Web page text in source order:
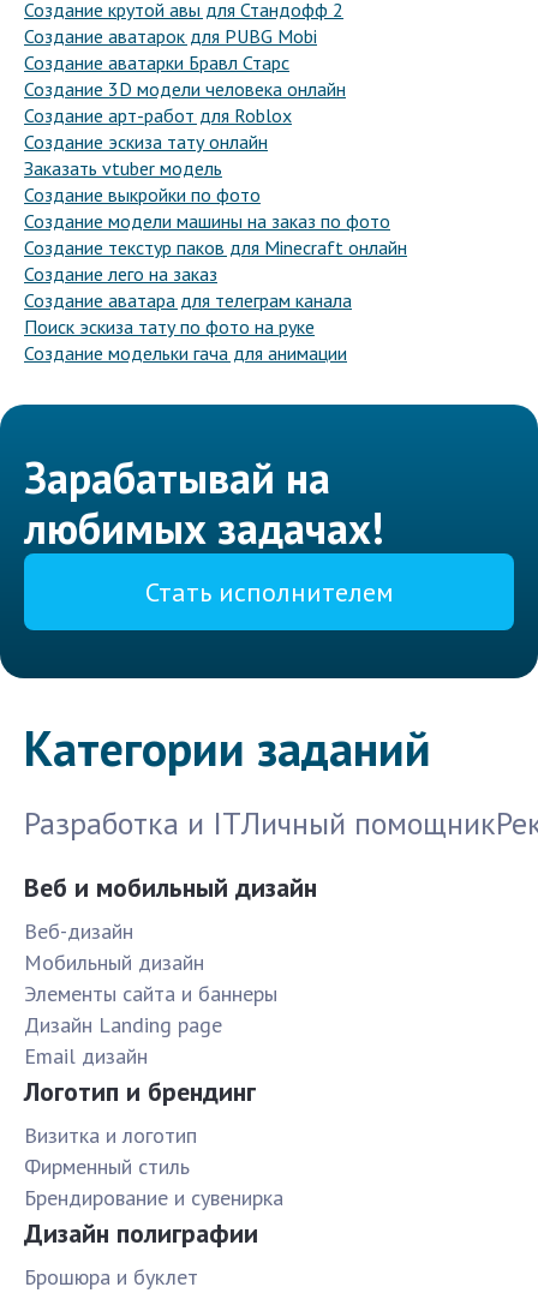
Создание крутой авы для Стандофф 2
Создание аватарок для PUBG Mobi
Создание аватарки Бравл Старс
Создание 3D модели человека онлайн
Создание арт-работ для Roblox
Создание эскиза тату онлайн
Заказать vtuber модель
Создание выкройки по фото
Создание модели машины на заказ по фото
Создание текстур паков для Minecraft онлайн
Создание лего на заказ
Создание аватара для телеграм канала
Поиск эскиза тату по фото на руке
Создание модельки гача для анимации
Зарабатывай на
любимых задачах!
Стать исполнителем
Категории заданий
Разработка и ITЛичный помощник
Веб и мобильный дизайн
Веб-дизайн
Мобильный дизайн
Элементы сайта и баннеры
Дизайн Landing page
Email дизайн
Логотип и брендинг
Визитка и логотип
Фирменный стиль
Брендирование и сувенирка
Дизайн полиграфии
Брошюра и буклет